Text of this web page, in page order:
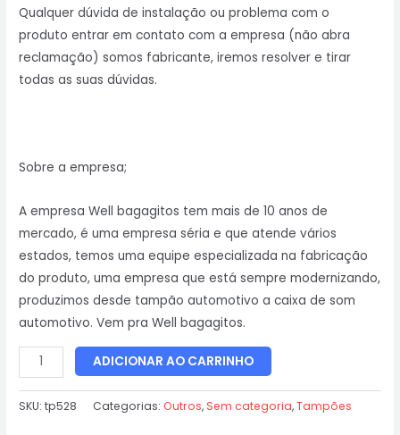
Qualquer dúvida de instalação ou problema com o
produto entrar em contato com a empresa (não abra
reclamação) somos fabricante, iremos resolver e tirar
todas as suas dúvidas.
Sobre a empresa;
A empresa Well bagagitos tem mais de 10 anos de
mercado, é uma empresa séria e que atende vários
estados, temos uma equipe especializada na fabricação
do produto, uma empresa que está sempre modernizando,
produzimos desde tampão automotivo a caixa de som
automotivo. Vem pra Well bagagitos.
ADICIONAR AO CARRINHO
SKU:tp528 Categorias:Outros, Sem categoria,Tampões